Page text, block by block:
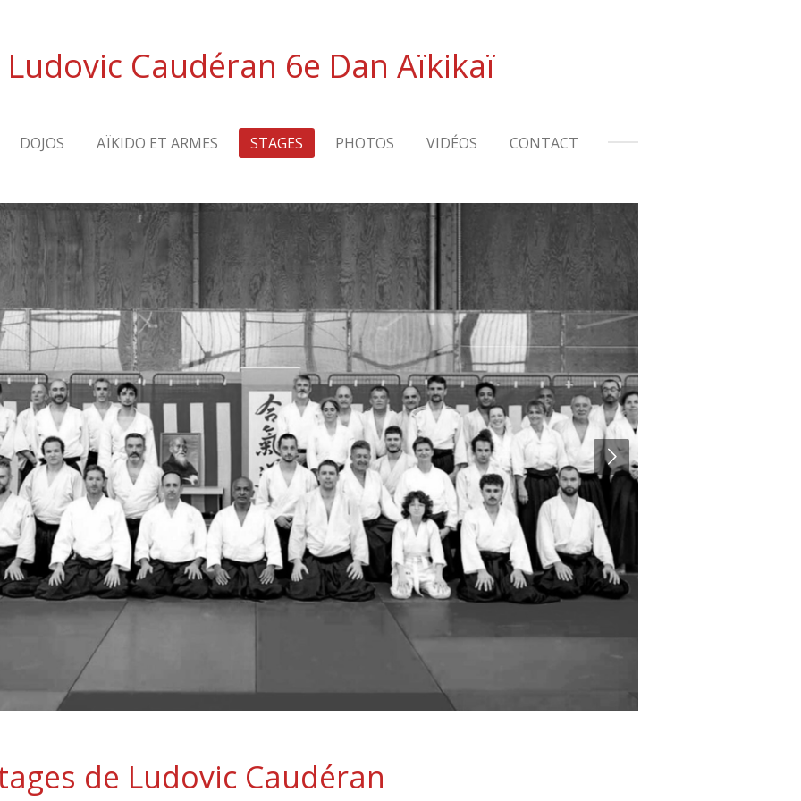
Caudéran 6e Dan Aïkikaï
DOJOS AÏKIDO ET ARMES STAGES PHOTOS VIDÉOS CONTACT
de Ludovic Caudéran